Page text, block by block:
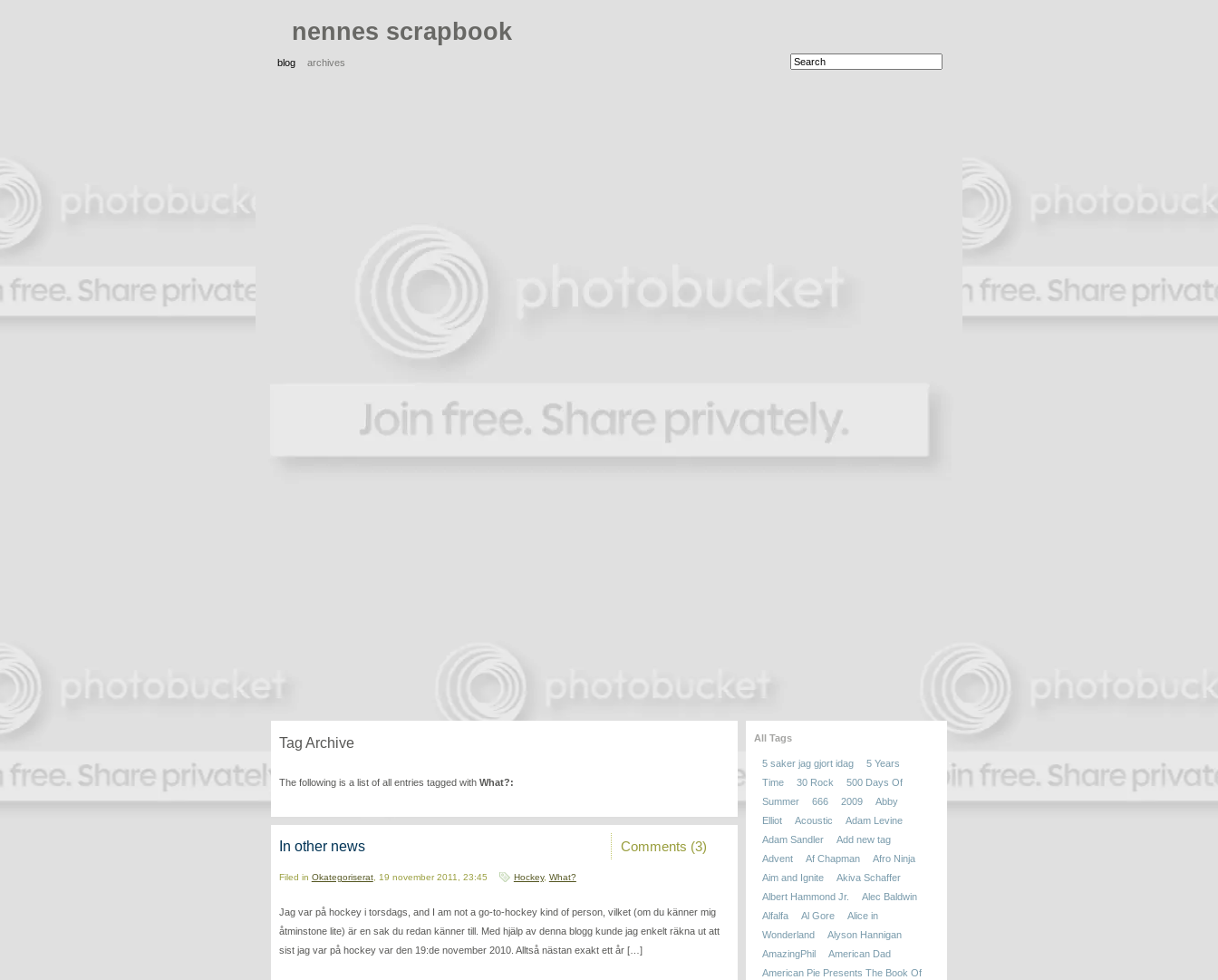
nennes scrapbook
blog archives
Tag Archive
The following is a list of all entries tagged with What?:
Comments (3)
In other news
Filed in Okategoriserat, 19 november 2011, 23:45 Hockey, What?
Jag var på hockey i torsdags, and I am not a go-to-hockey kind of person, vilket (om du känner mig
åtminstone lite) är en sak du redan känner till. Med hjälp av denna blogg kunde jag enkelt räkna ut att
sist jag var på hockey var den 19:de november 2010. Alltså nästan exakt ett år […]
All Tags
5 saker jag gjort idag
5 Years
Time
30 Rock
500 Days Of
Summer
666 2009
Abby
Elliot
Acoustic
Adam Levine
Adam Sandler
Add new tag
Advent
Af Chapman
Afro Ninja
Aim and Ignite
Akiva Schaffer
Albert Hammond Jr.
Alec Baldwin
Alfalfa
Al Gore
Alice in
Wonderland
Alyson Hannigan
AmazingPhil
American Dad
American Pie Presents The Book Of